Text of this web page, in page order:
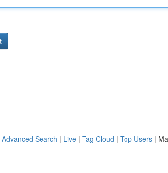
Advanced Search | Live | Tag Cloud | Top Users |